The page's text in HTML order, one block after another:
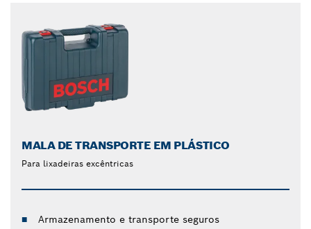
MALA DE TRANSPORTE EM PLÁSTICO
Para lixadeiras excêntricas
Armazenamento e transporte seguros